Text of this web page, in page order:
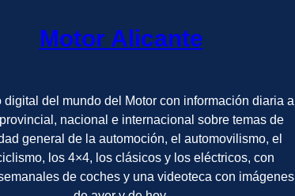
Motor Alicante
digital del mundo del Motor con información diaria a
nacional e internacional sobre temas de
general de la automoción, el automovilismo, el
los 4×4, los clásicos y los eléctricos, con
de coches y una videoteca con imágenes